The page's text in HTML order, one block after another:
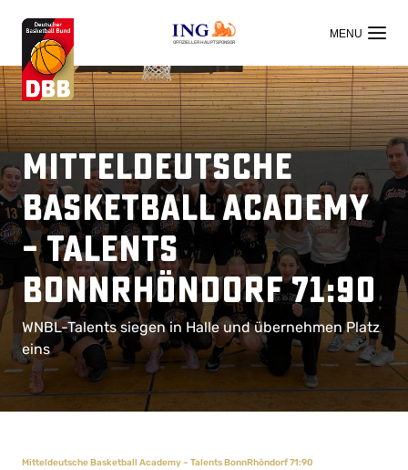
OFFIZIELLER HAUPTSPONSOR
Mitteldeutsche
Basketball Academy
– Talents
BonnRhöndorf 71:90
WNBL-Talents siegen in Halle und übernehmen Platz
eins
Mitteldeutsche Basketball Academy – Talents BonnRhöndorf 71:90